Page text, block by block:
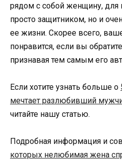
рядом с собой женщину, для
просто защитником, но и
ее жизни. Скорее всего,
понравится, если вы
признавая тем самым его
Если хотите узнать больше о
мечтает разлюбивший
читайте нашу статью.
Подробная информация и
которых нелюбимая жена